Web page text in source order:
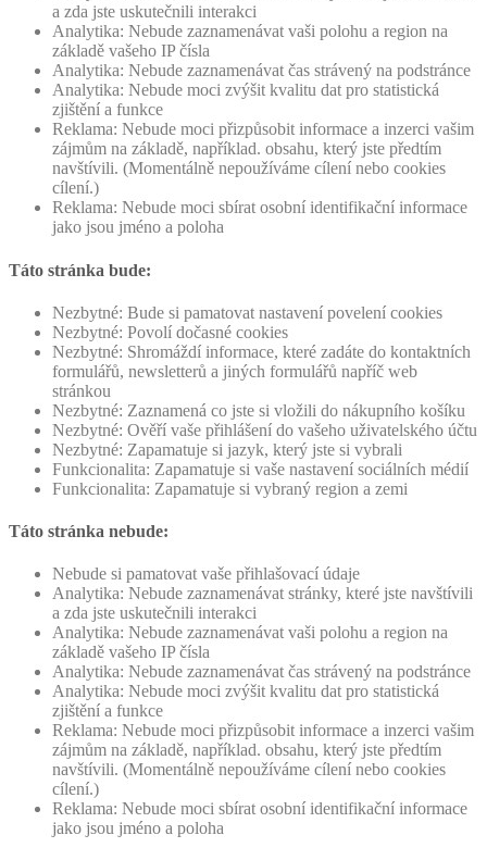
a zda jste uskutečnili interakci
Analytika: Nebude zaznamenávat vaši polohu a region na
základě vašeho IP čísla
Analytika: Nebude zaznamenávat čas strávený na podstránce
Analytika: Nebude moci zvýšit kvalitu dat pro statistická
zjištění a funkce
Reklama: Nebude moci přizpůsobit informace a inzerci vašim
zájmům na základě, například. obsahu, který jste předtím
navštívili. (Momentálně nepoužíváme cílení nebo cookies
cílení.)
Reklama: Nebude moci sbírat osobní identifikační informace
jako jsou jméno a poloha
Táto stránka bude:
Nezbytné: Bude si pamatovat nastavení povelení cookies
Nezbytné: Povolí dočasné cookies
Nezbytné: Shromáždí informace, které zadáte do kontaktních
formulářů, newsletterů a jiných formulářů napříč web
stránkou
Nezbytné: Zaznamená co jste si vložili do nákupního košíku
Nezbytné: Ověří vaše přihlášení do vašeho uživatelského účtu
Nezbytné: Zapamatuje si jazyk, který jste si vybrali
Funkcionalita: Zapamatuje si vaše nastavení sociálních médií
Funkcionalita: Zapamatuje si vybraný region a zemi
Táto stránka nebude:
Nebude si pamatovat vaše přihlašovací údaje
Analytika: Nebude zaznamenávat stránky, které jste navštívili
a zda jste uskutečnili interakci
Analytika: Nebude zaznamenávat vaši polohu a region na
základě vašeho IP čísla
Analytika: Nebude zaznamenávat čas strávený na podstránce
Analytika: Nebude moci zvýšit kvalitu dat pro statistická
zjištění a funkce
Reklama: Nebude moci přizpůsobit informace a inzerci vašim
zájmům na základě, například. obsahu, který jste předtím
navštívili. (Momentálně nepoužíváme cílení nebo cookies
cílení.)
Reklama: Nebude moci sbírat osobní identifikační informace
jako jsou jméno a poloha